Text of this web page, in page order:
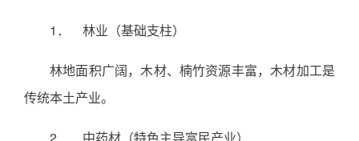
1． 林业（基础支柱）
林地面积广阔，木材、楠竹资源丰富，木材加工是
传统本土产业。
2． 中药材（特色主导富民产业）